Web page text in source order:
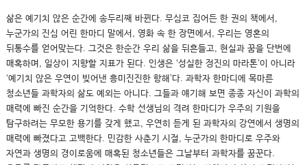
삶은 예기치 않은 순간에 송두리째 바뀐다. 무심코 집어든 한 권의 책에서,
누군가의 진심 어린 한마디 말에서, 영화 속 한 장면에서, 우리는 영혼의
뒤통수를 얻어맞는다. 그것은 한순간 우리 삶을 뒤흔들고, 현실과 꿈을 단번에
매혹하며, 일상이 지향할 지표가 된다. 인생은 ‘성실한 정진의 마라톤’이 아니라
‘예기치 않은 우연이 빚어낸 흥미진진한 항해’다. 과학자 한마디에 목마른
청소년들 과학자의 삶도 예외는 아니다. 그들과 얘기해 보면 종종 자신이 과학의
매력에 빠진 순간을 기억한다. 수학 선생님의 격려 한마디가 우주의 기원을
탐구하려는 무모한 용기를 갖게 했고, 우연히 듣게 된 과학자의 강연에서 생명의
매력에 빠졌다고 고백한다. 민감한 사춘기 시절, 누군가의 한마디로 우주와
자연과 생명의 경이로움에 매혹된 청소년들은 그날부터 과학자를 꿈꾼다.